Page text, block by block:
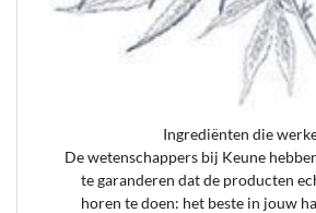
Ingrediënten die
De wetenschappers bij Keune
te garanderen dat de producten
horen te doen: het beste in jouw